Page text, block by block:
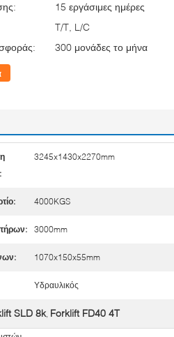
15 εργάσιμες ημέρες
T/T, L/C
300 μονάδες το μήνα
3245x1430x2270mm
4000KGS
3000mm
1070x150x55mm
Υδραυλικός
SLD 8k, Forklift FD40 4T